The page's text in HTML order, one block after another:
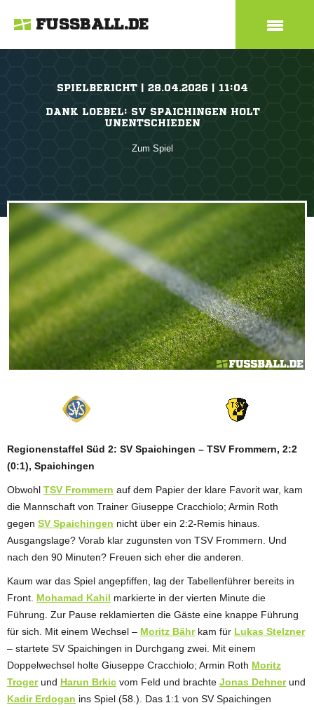
FUSSBALL.DE
SPIELBERICHT | 28.04.2026 | 11:04
DANK LOEBEL: SV SPAICHINGEN HOLT
UNENTSCHIEDEN
Zum Spiel
Regionenstaffel Süd 2: SV Spaichingen – TSV Frommern, 2:2
(0:1), Spaichingen
Obwohl TSV Frommern auf dem Papier der klare Favorit war, kam
die Mannschaft von Trainer Giuseppe Cracchiolo; Armin Roth
gegen SV Spaichingen nicht über ein 2:2-Remis hinaus.
Ausgangslage? Vorab klar zugunsten von TSV Frommern. Und
nach den 90 Minuten? Freuen sich eher die anderen.
Kaum war das Spiel angepfiffen, lag der Tabellenführer bereits in
Front. Mohamad Kahil markierte in der vierten Minute die
Führung. Zur Pause reklamierten die Gäste eine knappe Führung
für sich. Mit einem Wechsel – Moritz Bährkam für Lukas Stelzner
– startete SV Spaichingen in Durchgang zwei. Mit einem
Doppelwechsel holte Giuseppe Cracchiolo; Armin Roth Moritz
Trogerund Harun Brkic vom Feld und brachte Jonas Dehnerund
Kadir Erdogan ins Spiel (58.). Das 1:1 von SV Spaichingen